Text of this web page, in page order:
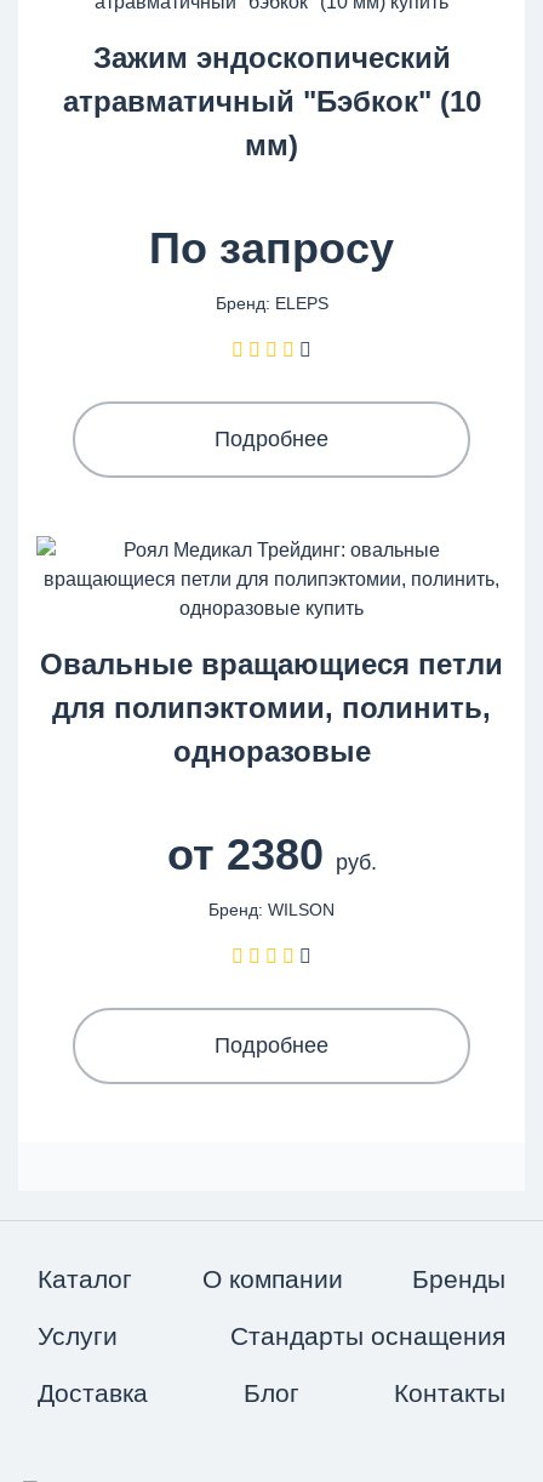
Зажим эндоскопический
атравматичный "Бэбкок" (10
мм)
По запросу
Бренд: ELEPS
Подробнее
Овальные вращающиеся петли
для полипэктомии, полинить,
одноразовые
от 2380 руб.
Бренд: WILSON
Подробнее
Каталог О компании Бренды
Услуги Стандарты оснащения
Доставка Блог Контакты